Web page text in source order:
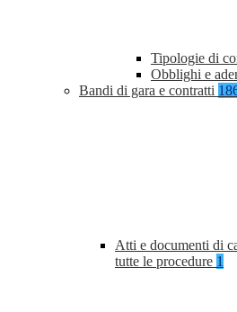
Tipologie di
Obblighi e
Bandi di gara e contratti
Atti e documenti di
tutte le procedure 1